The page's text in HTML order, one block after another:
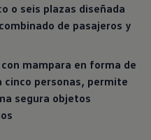
o seis plazas diseñada
de pasajeros y
mampara en forma de
cinco personas, permite
segura objetos